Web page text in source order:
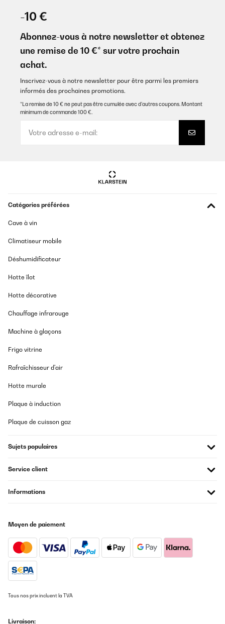
-10 €
Abonnez-vous à notre newsletter et obtenez
une remise de 10 €* sur votre prochain
achat.
Inscrivez-vous à notre newsletter pour être parmi les premiers
informés des prochaines promotions.
*La remise de 10 € ne peut pas être cumulée avec d’autres coupons. Montant
minimum de commande 100 €.
Catégories préférées
Cave à vin
Climatiseur mobile
Déshumidificateur
Hotte îlot
Hotte décorative
Chauffage infrarouge
Machine à glaçons
Frigo vitrine
Rafraîchisseur d'air
Hotte murale
Plaque à induction
Plaque de cuisson gaz
Sujets populaires
Service client
Informations
Moyen de paiement
Tous nos prix incluent la TVA
Livraison: